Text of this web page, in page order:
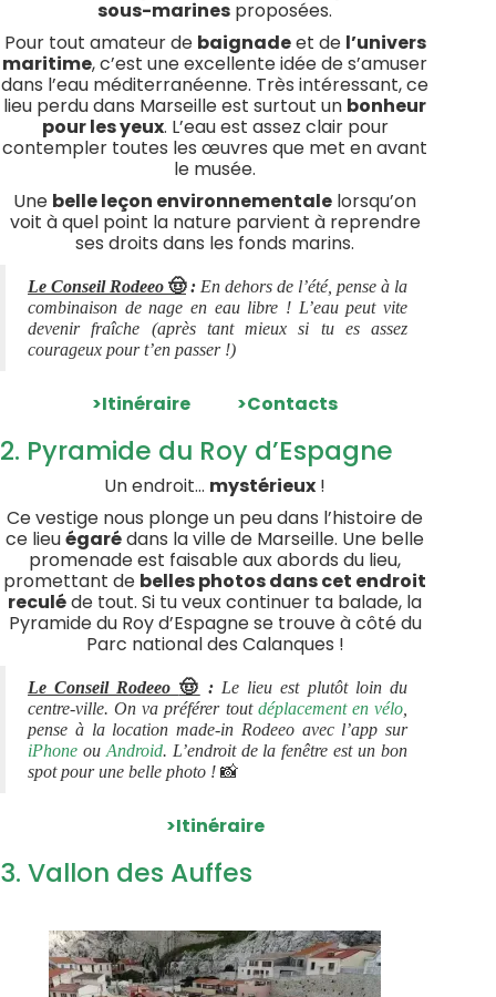
sous-marines proposées.
Pour tout amateur de baignadeet de l’univers
maritime, c’est une excellente idée de s’amuser
dans l’eau méditerranéenne. Très intéressant, ce
lieu perdu dans Marseille est surtout un bonheur
pour les yeux. L’eau est assez clair pour
contempler toutes les œuvres que met en avant
le musée.
Une belle leçon environnementale lorsqu’on
voit à quel point la nature parvient à reprendre
ses droits dans les fonds marins.
Le Conseil Rodeeo 🤠: En dehors de l’été, pense à la
combinaison de nage en eau libre ! L’eau peut vite
devenir fraîche (après tant mieux si tu es assez
courageux pour t’en passer !)
>Itinéraire >Contacts
2. Pyramide du Roy d’Espagne
Un endroit… mystérieux !
Ce vestige nous plonge un peu dans l’histoire de
ce lieuégarédans la ville de Marseille. Une belle
promenade est faisable aux abords du lieu,
promettant de belles photos dans cet endroit
reculéde tout. Si tu veux continuer ta balade, la
Pyramide du Roy d’Espagne se trouve à côté du
Parc national des Calanques !
Le Conseil Rodeeo 🤠 : Le lieu est plutôt loin du
centre-ville. On va préférer tout déplacement en vélo
pense à la location made-in Rodeeo avec l’app sur
iPhone ou Android. L’endroit de la fenêtre est un bon
spot pour une belle photo ! 📸
>Itinéraire
3. Vallon des Auffes